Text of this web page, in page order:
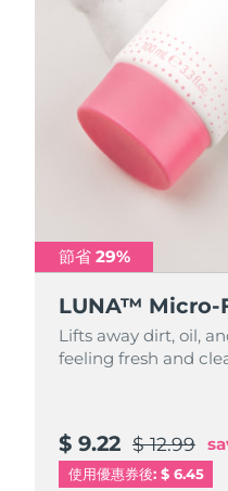
節省 29%
LUNA™ Micro-
Lifts away dirt, oil,
feeling fresh and
$ 9.22 $ 12.99
使用優惠券後: $ 6.45
節省 29%
LUNA™ Micro-
Lifts away dirt, oil,
feeling fresh and
$ 31.88 $ 44.9